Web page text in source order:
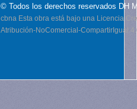
© Todos los derechos reservados DH
cbna Esta obra está bajo una Licencia
Atribución-NoComercial-CompartirIgual